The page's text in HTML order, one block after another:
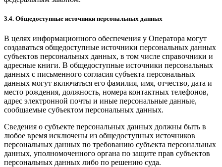
3.4. Общедоступные источники персональных данных
В целях информационного обеспечения у Оператора могут
создаваться общедоступные источники персональных данных
субъектов персональных данных, в том числе справочники и
адресные книги. В общедоступные источники персональных
данных с письменного согласия субъекта персональных
данных могут включаться его фамилия, имя, отчество, дата и
место рождения, должность, номера контактных телефонов,
адрес электронной почты и иные персональные данные,
сообщаемые субъектом персональных данных.
Сведения о субъекте персональных данных должны быть в
любое время исключены из общедоступных источников
персональных данных по требованию субъекта персональных
данных, уполномоченного органа по защите прав субъектов
персональных данных либо по решению суда.